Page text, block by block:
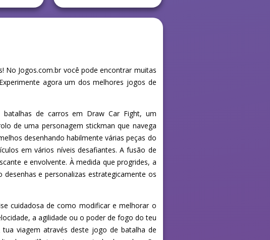
No Jogos.com.br você pode encontrar muitas
agora um dos melhores jogos de
batalhas de carros em Draw Car Fight, um
de uma personagem stickman que navega
desenhando habilmente várias peças do
em vários níveis desafiantes. A fusão de
e envolvente. À medida que progrides, a
e personalizas estrategicamente os
cuidadosa de como modificar e melhorar o
a agilidade ou o poder de fogo do teu
viagem através deste jogo de batalha de